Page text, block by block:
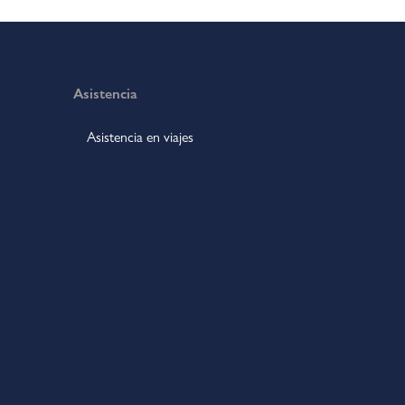
Asistencia
Asistencia en viajes